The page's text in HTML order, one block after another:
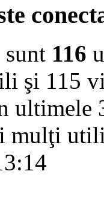
116
şi 115
ultimele
mulţi